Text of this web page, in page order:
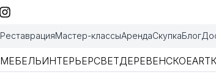
РеставрацияМастер-классыАрендаСкупкаБлог
МЕБЕЛЬИНТЕРЬЕРСВЕТДЕРЕВЕНСКОЕART